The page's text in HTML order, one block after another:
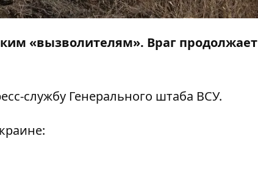
«вызволителям». Враг продолжает
службу Генерального штаба ВСУ.